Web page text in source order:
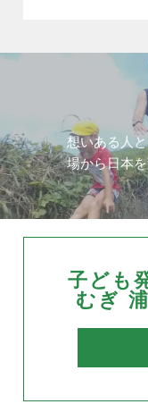
想いある人
場から日本
子ども
むぎ